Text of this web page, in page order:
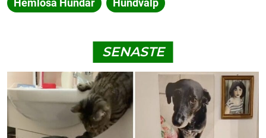
Hemlösa Hundar Hundvalp
SENASTE